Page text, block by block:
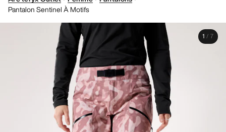
FEMME
Pantalon Sentinel À Motifs
1 / 7